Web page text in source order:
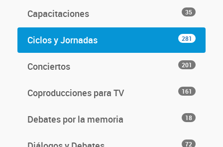
Capacitaciones 35
Ciclos y Jornadas 281
Conciertos 201
Coproducciones para TV 161
Debates por la memoria 18
72